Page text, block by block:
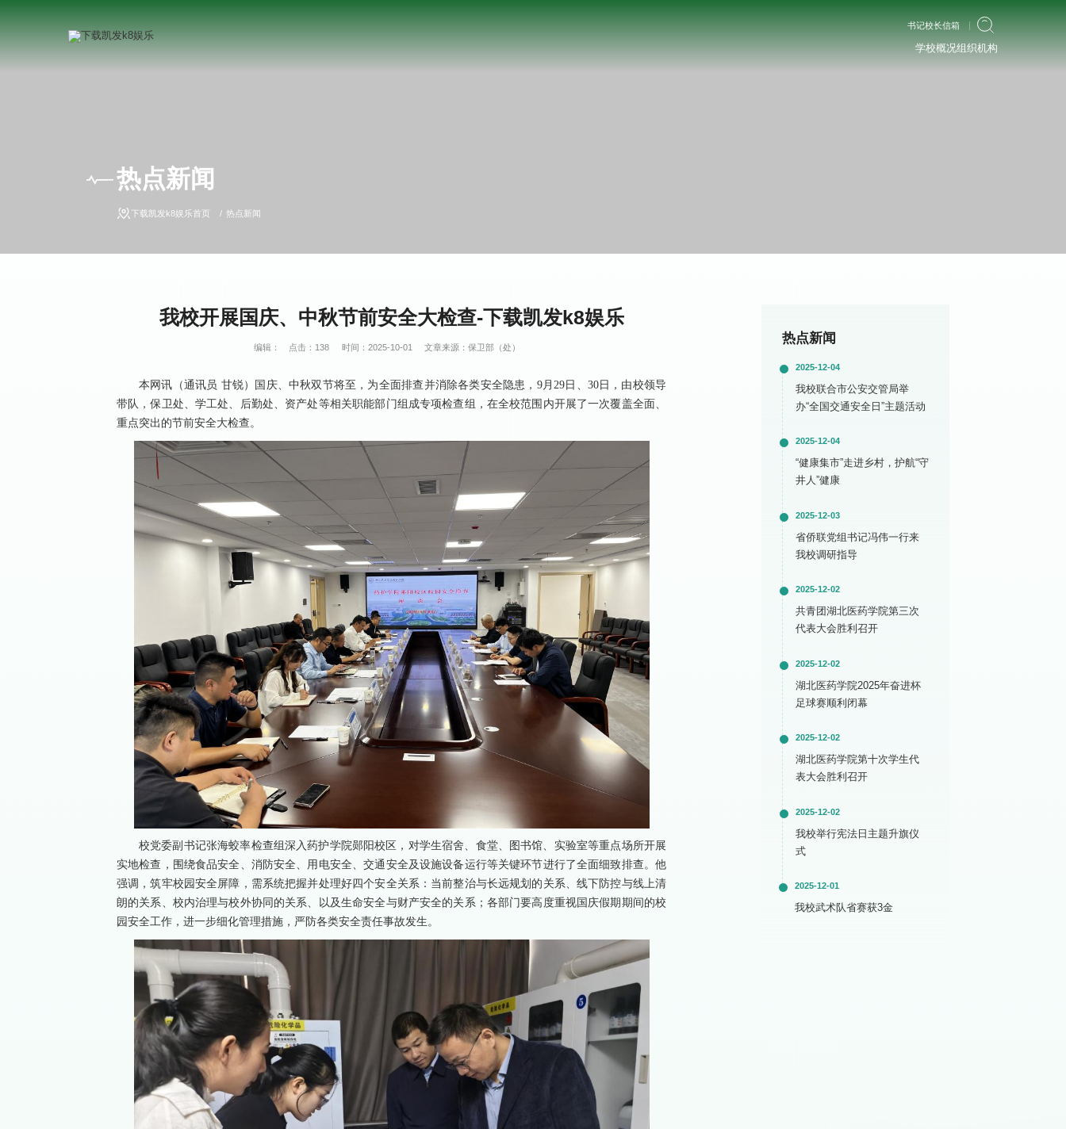
书记校长信箱
学校概况组织机构
热点新闻
下载凯发k8娱乐首页 热点新闻
我校开展国庆、中秋节前安全大检查-下载凯发k8娱乐
编辑： 点击： 138 时间：2025-10-01 文章来源：保卫部（处）
本网讯（通讯员 甘锐）国庆、中秋双节将至，为全面排查并消除各类安全隐患，9月29日、30日，由校领导
带队，保卫处、学工处、后勤处、资产处等相关职能部门组成专项检查组，在全校范围内开展了一次覆盖全面、
重点突出的节前安全大检查。
校党委副书记张海蛟率检查组深入药护学院郧阳校区，对学生宿舍、食堂、图书馆、实验室等重点场所开展
实地检查，围绕食品安全、消防安全、用电安全、交通安全及设施设备运行等关键环节进行了全面细致排查。他
强调，筑牢校园安全屏障，需系统把握并处理好四个安全关系：当前整治与长远规划的关系、线下防控与线上清
朗的关系、校内治理与校外协同的关系、以及生命安全与财产安全的关系；各部门要高度重视国庆假期期间的校
园安全工作，进一步细化管理措施，严防各类安全责任事故发生。
热点新闻
2025-12-04
我校联合市公安交管局举
办“全国交通安全日”主题活动
2025-12-04
“健康集市”走进乡村，护航“守
井人”健康
2025-12-03
省侨联党组书记冯伟一行来
我校调研指导
2025-12-02
共青团湖北医药学院第三次
代表大会胜利召开
2025-12-02
湖北医药学院2025年奋进杯
足球赛顺利闭幕
2025-12-02
湖北医药学院第十次学生代
表大会胜利召开
2025-12-02
我校举行宪法日主题升旗仪
式
2025-12-01
我校武术队省赛获3金